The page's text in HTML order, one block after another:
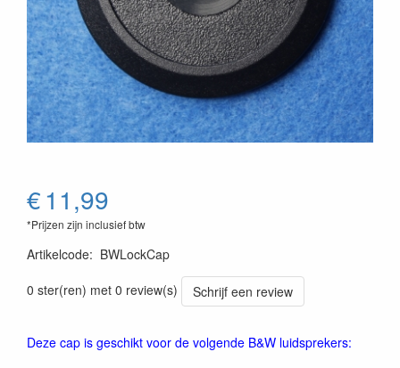
€11,99
*Prijzen zijn inclusief btw
Artikelcode: BWLockCap
0 ster(ren) met 0 review(s)
Schrijf een review
Deze cap is geschikt voor de volgende B&W luidsprekers: